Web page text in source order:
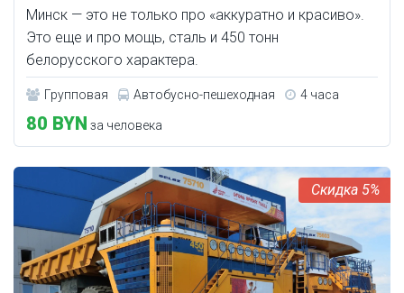
Минск — это не только про «аккуратно и красиво».
Это еще и про мощь, сталь и 450 тонн
белорусского характера.
Групповая Автобусно-пешеходная 4 часа
80 BYN за человека
5%